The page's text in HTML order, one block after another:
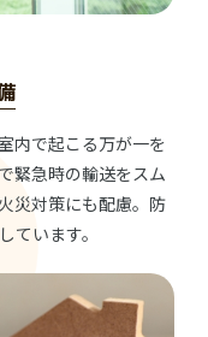
内で起こる万が一を
緊急時の輸送をスム
災対策にも配慮。防
ています。